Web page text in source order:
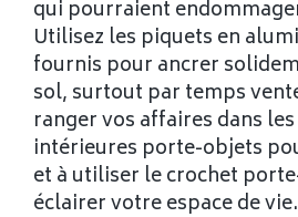
qui pourraient
Utilisez les piquets en
fournis pour ancrer
sol, surtout par temps
ranger vos affaires dans
intérieures porte-objets
et à utiliser le crochet
éclairer votre espace de vie.